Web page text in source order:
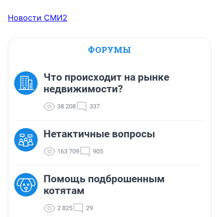
Новости СМИ2
ФОРУМЫ
Что происходит на рынке
недвижимости?
38 208 337
Нетактичные вопросы
163 709 905
Помощь подброшенным
котятам
2 825 29